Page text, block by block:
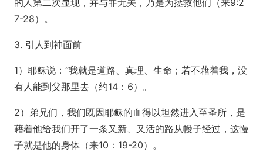
的人第二次显现，并与罪无关，乃是为拯救他们（来9:2
7-28）。
3. 引人到神面前
1）耶稣说：“我就是道路、真理、生命；若不藉着我，没
有人能到父那里去（约14：6）。
2）弟兄们，我们既因耶稣的血得以坦然进入至圣所，是
藉着他给我们开了一条又新、又活的路从幔子经过，这慢
子就是他的身体（来10：19-20）。